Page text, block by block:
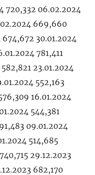
720,332 06.02.2024
669,660
30.01.2024
781,411
23.01.2024
552,163
16.01.2024
544,381
09.01.2024
514,685
29.12.2023
682,170